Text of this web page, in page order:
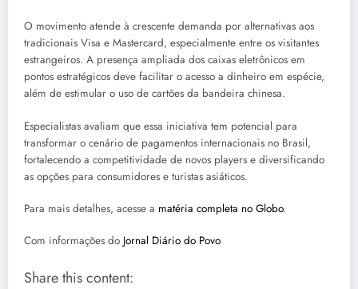
O movimento atende à crescente demanda por alternativas aos
tradicionais Visa e Mastercard, especialmente entre os visitantes
estrangeiros. A presença ampliada dos caixas eletrônicos em
pontos estratégicos deve facilitar o acesso a dinheiro em espécie,
além de estimular o uso de cartões da bandeira chinesa.
Especialistas avaliam que essa iniciativa tem potencial para
transformar o cenário de pagamentos internacionais no Brasil,
fortalecendo a competitividade de novos players e diversificando
as opções para consumidores e turistas asiáticos.
Para mais detalhes, acesse a matéria completa no Globo.
Com informações do Jornal Diário do Povo
Share this content: